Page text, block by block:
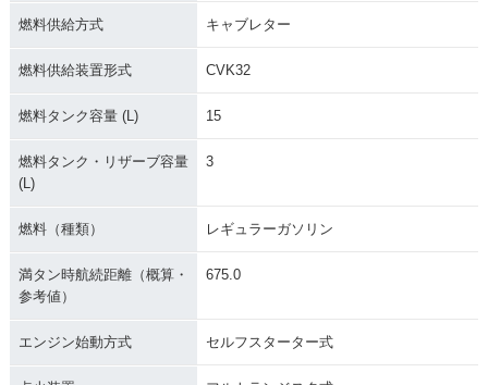
燃料供給方式 キャブレター
燃料供給装置形式 CVK32
燃料タンク容量 (L) 15
燃料タンク・リザーブ容量
(L)
3
燃料（種類） レギュラーガソリン
満タン時航続距離（概算・
参考値）
675.0
エンジン始動方式 セルフスターター式